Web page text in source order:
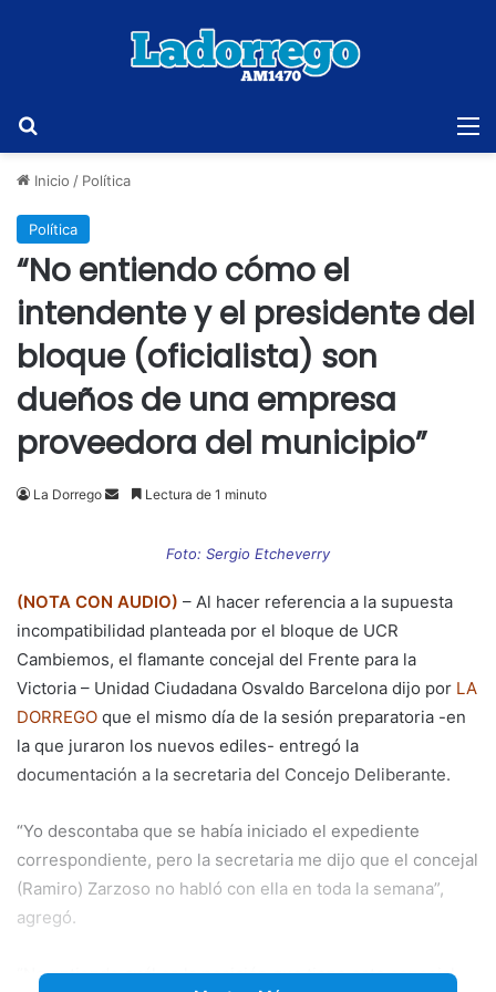
Inicio / Política
Política
“No entiendo cómo el
intendente y el presidente del
bloque (oficialista) son
dueños de una empresa
proveedora del municipio”
La Dorrego
SendLectura de 1 minuto
Foto: Sergio Etcheverry
(NOTA CON AUDIO) – Al hacer referencia a la supuesta
incompatibilidad planteada por el bloque de UCR
Cambiemos, el flamante concejal del Frente para la
Victoria – Unidad Ciudadana Osvaldo Barcelona dijo por LA
DORREGO que el mismo día de la sesión preparatoria -en
la que juraron los nuevos ediles- entregó la
documentación a la secretaria del Concejo Deliberante.
“Yo descontaba que se había iniciado el expediente
correspondiente, pero la secretaria me dijo que el concejal
(Ramiro) Zarzoso no habló con ella en toda la semana”,
agregó.
“No entiendo cuál es la posición que tiene este concejal